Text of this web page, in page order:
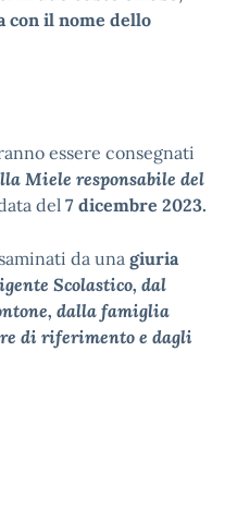
con il nome dello
essere consegnati
Miele responsabile del
del7 dicembre 2023.
da una giuria
Scolastico, dal
dalla famiglia
di riferimento e dagli